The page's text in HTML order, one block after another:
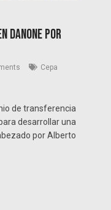
Danone por
Cepa
de transferencia
desarrollar una
por Alberto